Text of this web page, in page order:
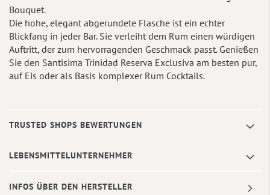
Bouquet.
Die hohe, elegant abgerundete Flasche ist ein echter
Blickfang in jeder Bar. Sie verleiht dem Rum einen würdigen
Auftritt, der zum hervorragenden Geschmack passt. Genießen
Sie den Santisima Trinidad Reserva Exclusiva am besten pur,
auf Eis oder als Basis komplexer Rum Cocktails.
TRUSTED SHOPS BEWERTUNGEN
LEBENSMITTELUNTERNEHMER
INFOS ÜBER DEN HERSTELLER